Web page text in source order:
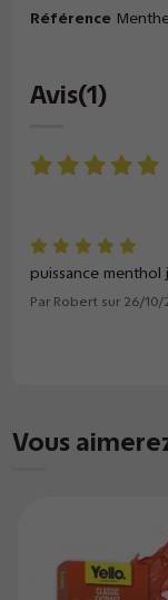
Référence
Avis(1)
puissance menthol
Par Robertsur 26/10/
Vous